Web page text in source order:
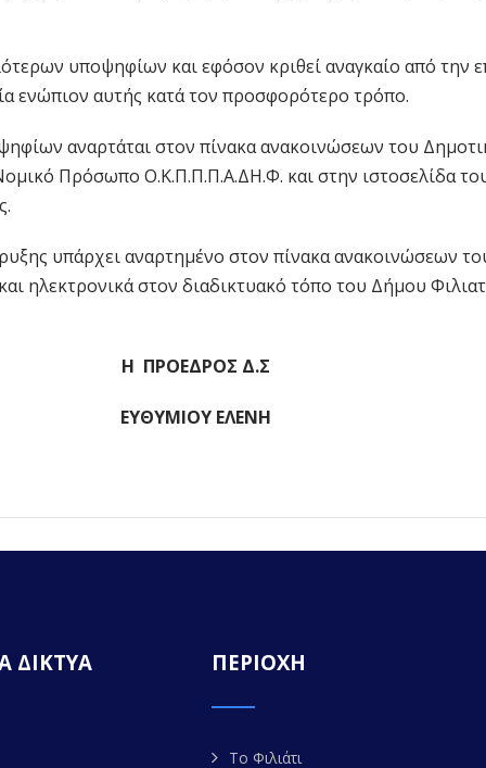
υποψηφίων και εφόσον κριθεί αναγκαίο από την
ενώπιον αυτής κατά τον προσφορότερο τρόπο.
αναρτάται στον πίνακα ανακοινώσεων του
Πρόσωπο Ο.Κ.Π.Π.Π.Α.ΔΗ.Φ. και στην ιστοσελίδα
υπάρχει αναρτημένο στον πίνακα ανακοινώσεων
ηλεκτρονικά στον διαδικτυακό τόπο του Δήμου
Η ΠΡΟΕΔΡΟΣ Δ.Σ
ΕΥΘΥΜΙΟΥ ΕΛΕΝΗ
ΔΙΚΤΥΑ ΠΕΡΙΟΧΗ
Το Φιλιάτι